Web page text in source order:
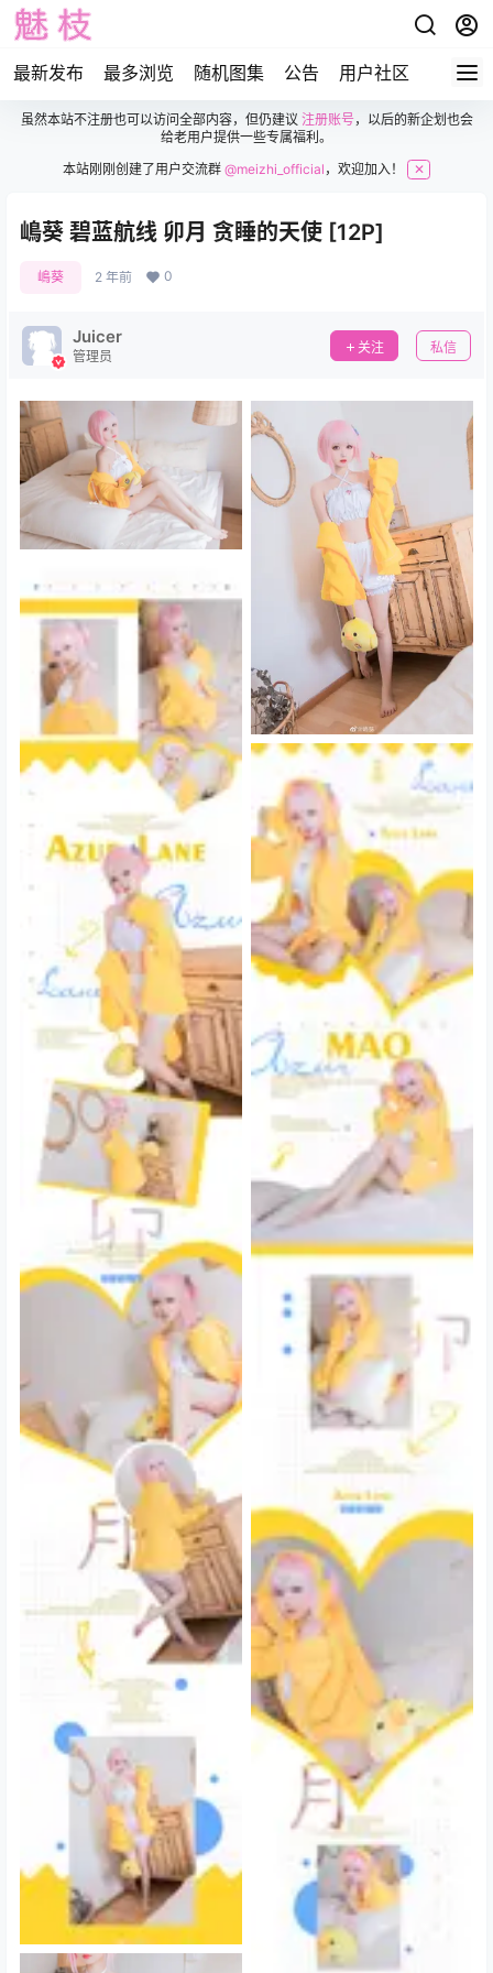
最新发布 最多浏览 随机图集 公告 用户社区
虽然本站不注册也可以访问全部内容，但仍建议 注册账号，以后的新企划也会
给老用户提供一些专属福利。
本站刚刚创建了用户交流群@meizhi_official ，欢迎加入！ ✕
嶋葵 碧蓝航线 卯月 贪睡的天使 [12P]
嶋葵 2 年前 0
Juicer
管理员
关注 私信